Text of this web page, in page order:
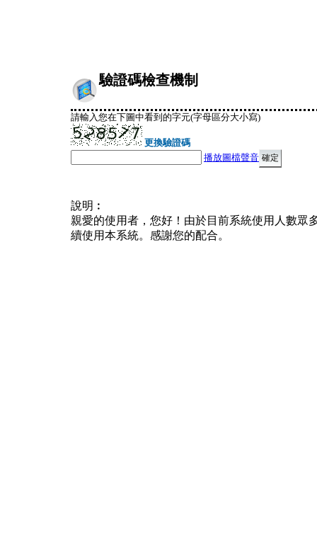
驗證碼檢查機制
請輸入您在下圖中看到的字元(字母區分大小寫)
更換驗證碼
播放圖檔聲音
說明︰
親愛的使用者，您好！由於目前系統使用人數眾
續使用本系統。感謝您的配合。